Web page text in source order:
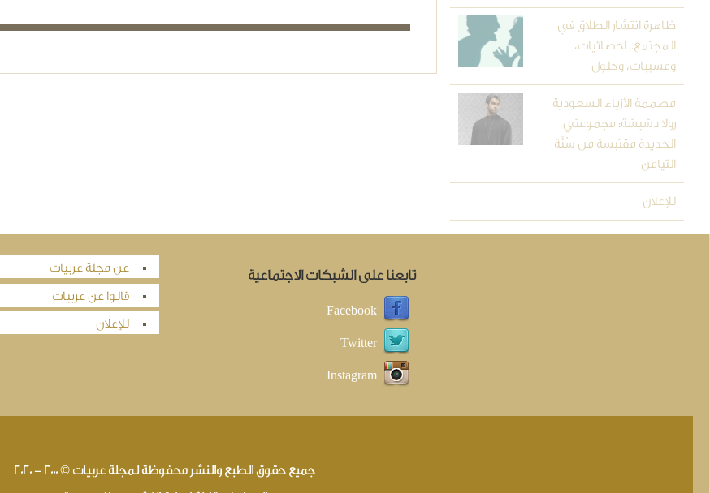
ظاهرة انتشار الطلاق في
المجتمع.. احصائيات،
ومسببات، وحلول
مصممة الأزياء السعودية
رولا دشيشة: مجموعتي
الجديدة مقتبسة من سُنَّة
التيامن
للإعلان
عن مجلة عربيات
قالوا عن عربيات
للإعلان
تابعنا على الشبكات الاجتماعية
Facebook
Twitter
Instagram
جميع حقوق الطبع والنشر محفوظة لمجلة عربيات © 2000 - 2020